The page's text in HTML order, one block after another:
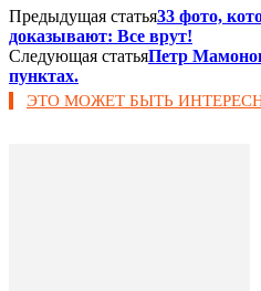
Предыдущая статья33 фото,
доказывают: Все врут!
Следующая статьяПетр
пунктах.
ЭТО МОЖЕТ БЫТЬ